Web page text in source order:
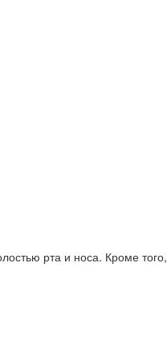
рта и носа. Кроме того,